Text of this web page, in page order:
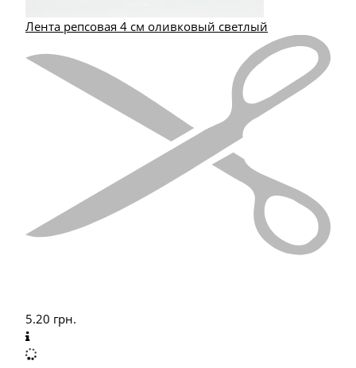
Лента репсовая 4 см оливковый светлый
5.20 грн.